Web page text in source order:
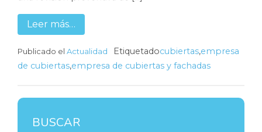
Leer más…
Publicado el Actualidad Etiquetadocubiertas,empresa
de cubiertas,empresa de cubiertas y fachadas
BUSCAR